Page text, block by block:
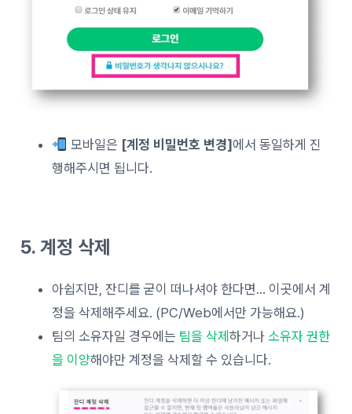
모바일은 [계정 비밀번호 변경]에서 동일하게 진
행해주시면 됩니다.
5. 계정 삭제
아쉽지만, 잔디를 굳이 떠나셔야 한다면… 이곳에서 계
정을 삭제해주세요. (PC/Web에서만 가능해요.)
팀의 소유자일 경우에는 팀을 삭제하거나소유자 권한
을 이양해야만 계정을 삭제할 수 있습니다.